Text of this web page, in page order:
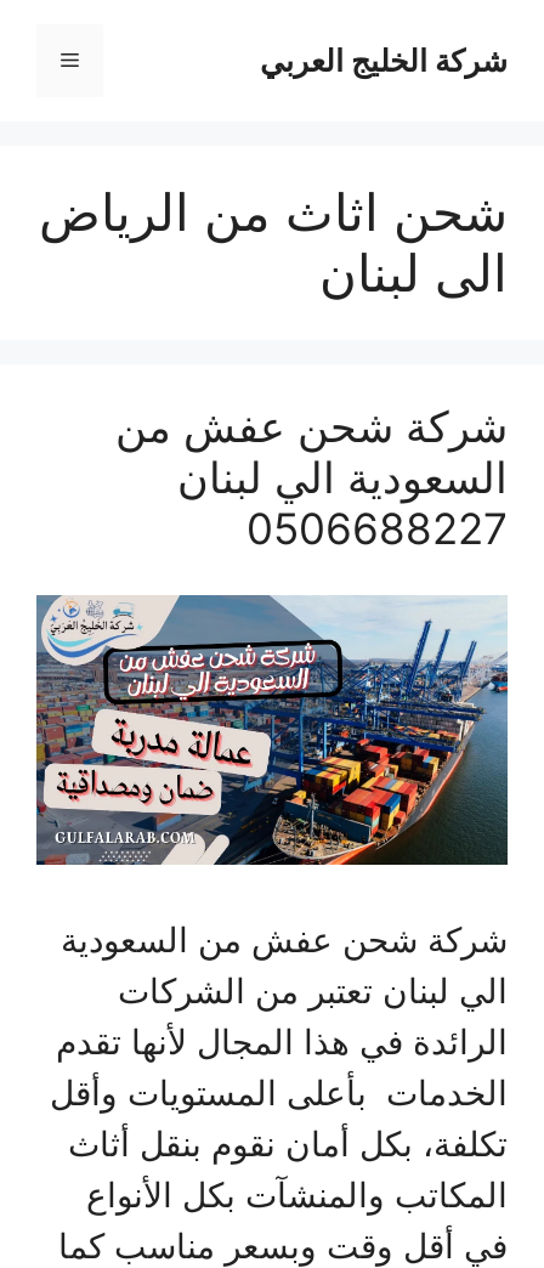
المحتوىشركة الخليج العربي القائمة
شحن اثاث من الرياض
الى لبنان
شركة شحن عفش من
السعودية الي لبنان
0506688227
شركة شحن عفش من السعودية
الي لبنان تعتبر من الشركات
الرائدة في هذا المجال لأنها تقدم
الخدمات بأعلى المستويات وأقل
تكلفة، بكل أمان نقوم بنقل أثاث
المكاتب والمنشآت بكل الأنواع
في أقل وقت وبسعر مناسب كما